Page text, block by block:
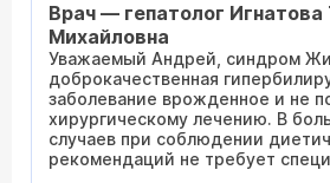
Врач — гепатолог Игнатова
Михайловна
Уважаемый Андрей, синдром
доброкачественная
заболевание врожденное и не
хирургическому лечению. В
случаев при соблюдении
рекомендаций не требует